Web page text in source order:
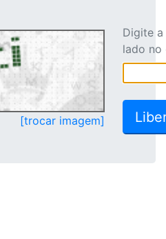
[trocar imagem]
Digite
lado no